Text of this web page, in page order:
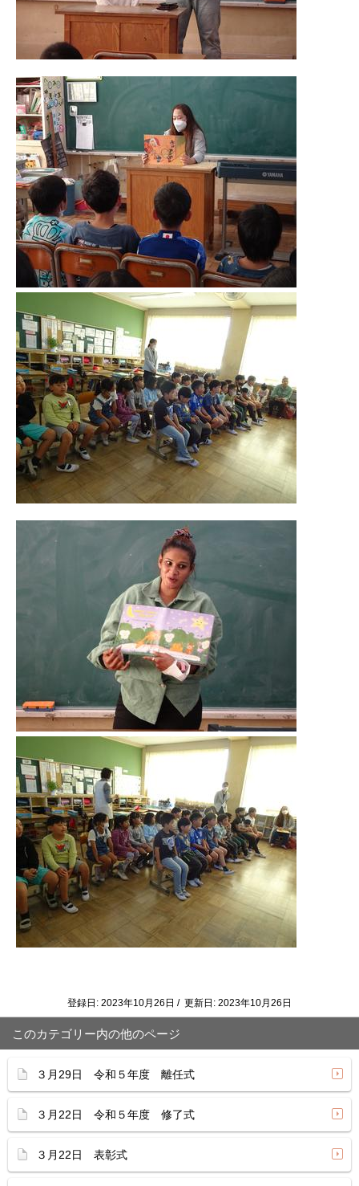
登録日: 2023年10月26日 / 更新日: 2023年10月26日
このカテゴリー内の他のページ
３月29日 令和５年度 離任式
３月22日 令和５年度 修了式
３月22日 表彰式